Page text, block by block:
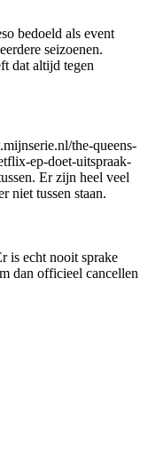
bedoeld als event
seizoenen.
dat altijd tegen
the-queens-
ep-doet-uitspraak-
Er zijn heel veel
niet tussen staan.
is echt nooit sprake
dan officieel cancellen